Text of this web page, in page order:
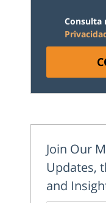
Consulta
Join Our
Updates,
and